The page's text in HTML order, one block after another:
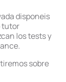
disponeis
tutor
los tests y
sobre